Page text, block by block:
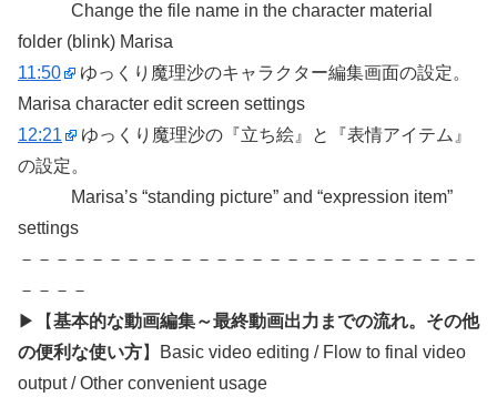
Change the file name in the character material
folder (blink) Marisa
11:50
ゆっくり魔理沙のキャラクター編集画面の設定。
Marisa character edit screen settings
12:21
ゆっくり魔理沙の『立ち絵』と『表情アイテム』
の設定。
Marisa’s “standing picture” and “expression item”
settings
－－－－－－－－－－－－－－－－－－－－－－－－－－
－－－－
▶【基本的な動画編集～最終動画出力までの流れ。その他
の便利な使い方】Basic video editing / Flow to final video
output / Other convenient usage